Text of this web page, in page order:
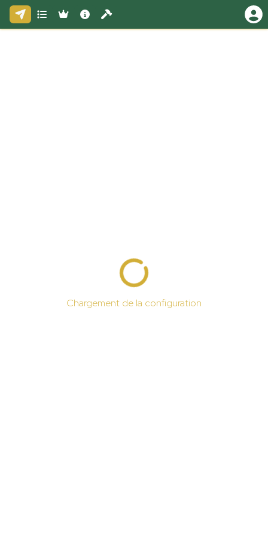
Chargement de la configuration